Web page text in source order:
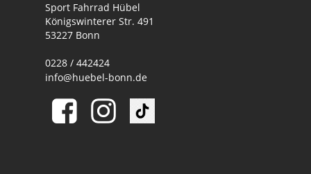
Sport Fahrrad Hübel
Königswinterer Str. 491
53227 Bonn
0228 / 442424
info@huebel-bonn.de